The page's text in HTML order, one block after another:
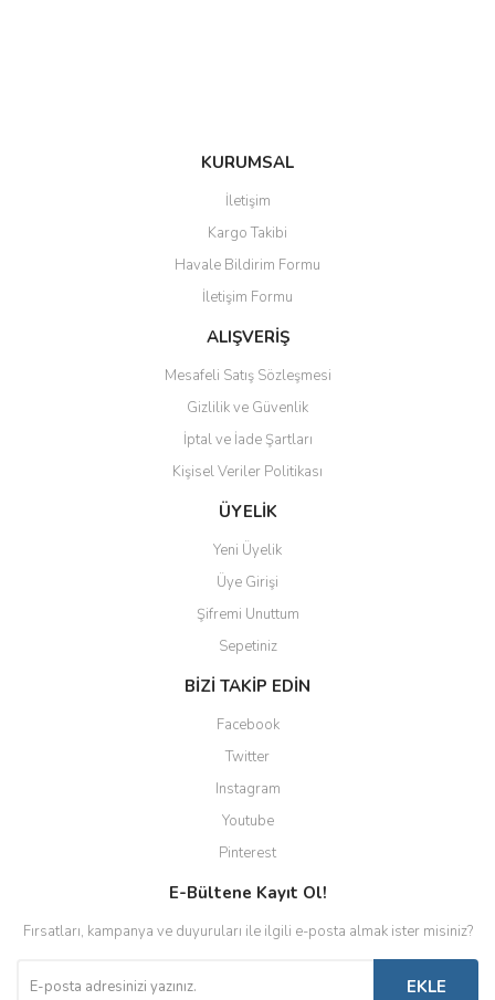
Gönder
KURUMSAL
İletişim
Kargo Takibi
Havale Bildirim Formu
İletişim Formu
ALIŞVERİŞ
Mesafeli Satış Sözleşmesi
Gizlilik ve Güvenlik
İptal ve İade Şartları
Kişisel Veriler Politikası
ÜYELİK
Yeni Üyelik
Üye Girişi
Şifremi Unuttum
Sepetiniz
BİZİ TAKİP EDİN
Facebook
Twitter
Instagram
Youtube
Pinterest
E-Bültene Kayıt Ol!
Fırsatları, kampanya ve duyuruları ile ilgili e-posta almak ister misiniz?
EKLE